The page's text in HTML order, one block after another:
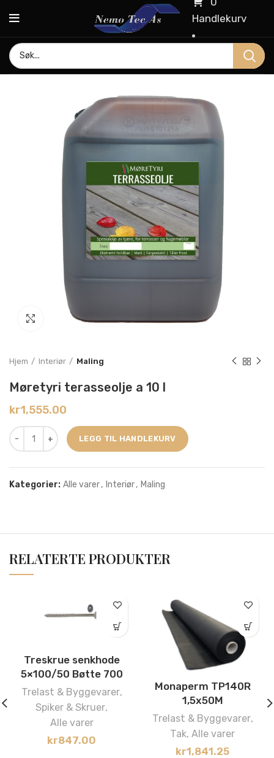
Handlekurv
Click to enlarge
Hjem Interiør Maling
Møretyri terasseolje a 10 l
kr1,555.00
LEGG TIL HANDLEKURV
Kategorier: Alle varer, Interiør, Maling
RELATERTE PRODUKTER
Treskrue senkhode
5×100/50 Bøtte 700
Trelast & Byggevarer,
Spiker & Skruer,
Alle varer
kr847.00
Monaperm TP140R
1,5x50M
Trelast & Byggevarer,
Tak, Alle varer
kr1,841.25